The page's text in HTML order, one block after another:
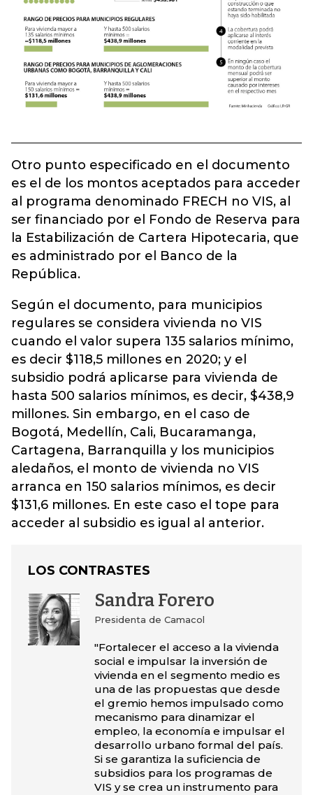
Otro punto especificado en el documento
es el de los montos aceptados para acceder
al programa denominado FRECH no VIS, al
ser financiado por el Fondo de Reserva para
la Estabilización de Cartera Hipotecaria, que
es administrado por el Banco de la
República.
Según el documento, para municipios
regulares se considera vivienda no VIS
cuando el valor supera 135 salarios mínimo,
es decir $118,5 millones en 2020; y el
subsidio podrá aplicarse para vivienda de
hasta 500 salarios mínimos, es decir, $438,9
millones. Sin embargo, en el caso de
Bogotá, Medellín, Cali, Bucaramanga,
Cartagena, Barranquilla y los municipios
aledaños, el monto de vivienda no VIS
arranca en 150 salarios mínimos, es decir
$131,6 millones. En este caso el tope para
acceder al subsidio es igual al anterior.
LOS CONTRASTES
Sandra Forero
Presidenta de Camacol
"Fortalecer el acceso a la vivienda
social e impulsar la inversión de
vivienda en el segmento medio es
una de las propuestas que desde
el gremio hemos impulsado como
mecanismo para dinamizar el
empleo, la economía e impulsar el
desarrollo urbano formal del país.
Si se garantiza la suficiencia de
subsidios para los programas de
VIS y se crea un instrumento para